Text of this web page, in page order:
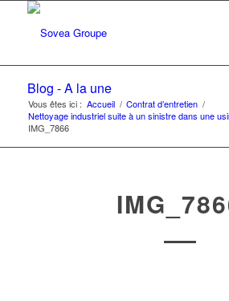
Blog - A la une
Vous êtes ici : Accueil / Contrat d’entretien /
Nettoyage industriel suite à un sinistre dans une
IMG_7866